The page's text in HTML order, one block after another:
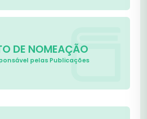
DE NOMEAÇÃO
pelas Publicações